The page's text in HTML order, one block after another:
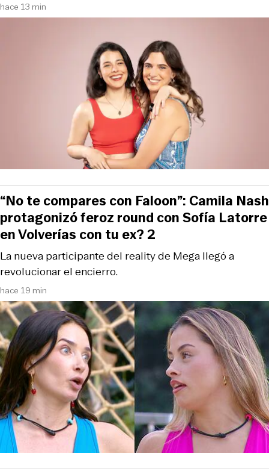
hace 13 min
hace 19 min
La nueva participante del reality de Mega llegó a
revolucionar el encierro.
“No te compares con Faloon”: Camila Nash
protagonizó feroz round con Sofía Latorre
en Volverías con tu ex? 2